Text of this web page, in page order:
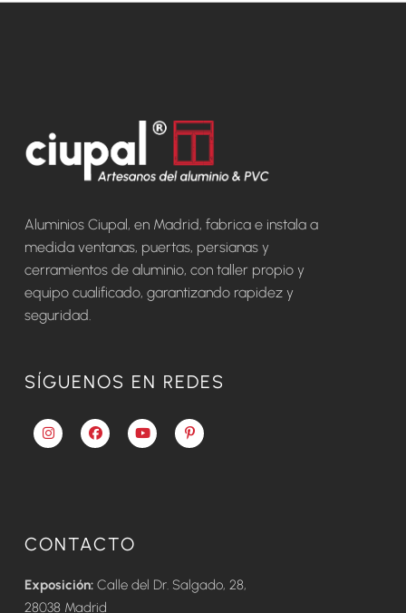
Aluminios Ciupal, en Madrid, fabrica e instala a
medida ventanas, puertas, persianas y
cerramientos de aluminio, con taller propio y
equipo cualificado, garantizando rapidez y
seguridad.
SÍGUENOS EN REDES
CONTACTO
Exposición: Calle del Dr. Salgado, 28,
28038 Madrid